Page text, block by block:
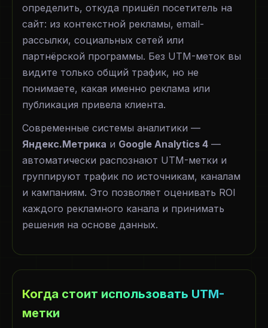
определить, откуда пришёл посетитель на
сайт: из контекстной рекламы, email-
рассылки, социальных сетей или
партнёрской программы. Без UTM-меток вы
видите только общий трафик, но не
понимаете, какая именно реклама или
публикация привела клиента.
Современные системы аналитики —
Яндекс.Метрика и Google Analytics 4 —
автоматически распознают UTM-метки и
группируют трафик по источникам, каналам
и кампаниям. Это позволяет оценивать ROI
каждого рекламного канала и принимать
решения на основе данных.
Когда стоит использовать UTM-
метки